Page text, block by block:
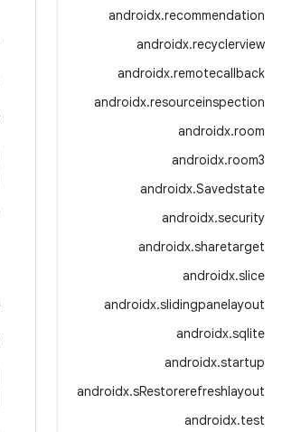
androidx.recommendation
androidx.recyclerview
androidx.remotecallback
androidx.resourceinspection
androidx.room
androidx.room3
androidx.Savedstate
androidx.security
androidx.sharetarget
androidx.slice
androidx.slidingpanelayout
androidx.sqlite
androidx.startup
androidx.sRestorerefreshlayout
androidx.test